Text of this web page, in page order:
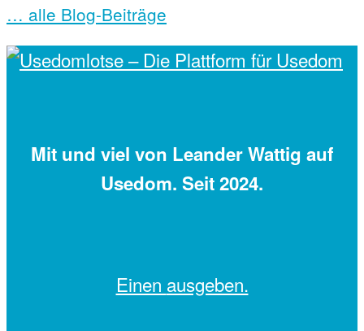
… alle Blog-Beiträge
Mit und viel von Leander Wattig auf
Usedom. Seit 2024.
Einen ausgeben.